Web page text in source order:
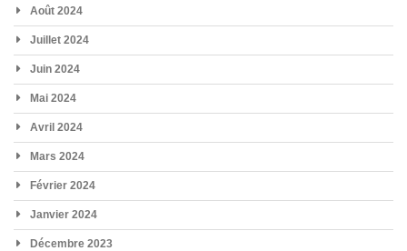
Août 2024
Juillet 2024
Juin 2024
Mai 2024
Avril 2024
Mars 2024
Février 2024
Janvier 2024
Décembre 2023